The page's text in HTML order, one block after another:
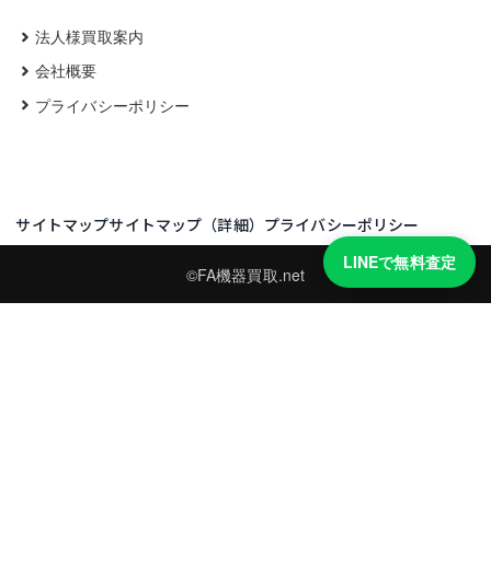
法人様買取案内
会社概要
プライバシーポリシー
サイトマップサイトマップ（詳細） プライバシーポリシー
©FA機器買取.net
LINEで無料査定